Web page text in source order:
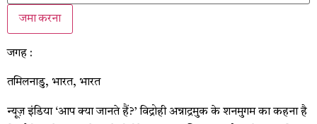
जमा करना
जगह :
तमिलनाडु, भारत, भारत
न्यूज़ इंडिया ‘आप क्या जानते हैं?’ विद्रोही अन्नाद्रमुक के शनमुगम का कहना है